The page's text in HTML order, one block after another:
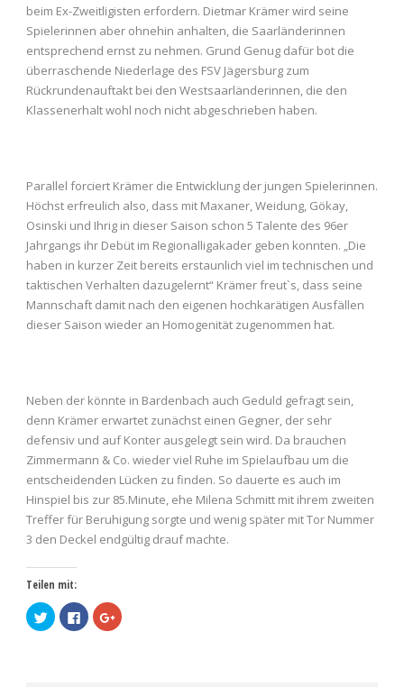
beim Ex-Zweitligisten erfordern. Dietmar Krämer wird seine
Spielerinnen aber ohnehin anhalten, die Saarländerinnen
entsprechend ernst zu nehmen. Grund Genug dafür bot die
überraschende Niederlage des FSV Jägersburg zum
Rückrundenauftakt bei den Westsaarländerinnen, die den
Klassenerhalt wohl noch nicht abgeschrieben haben.
Parallel forciert Krämer die Entwicklung der jungen Spielerinnen.
Höchst erfreulich also, dass mit Maxaner, Weidung, Gökay,
Osinski und Ihrig in dieser Saison schon 5 Talente des 96er
Jahrgangs ihr Debüt im Regionalligakader geben konnten. „Die
haben in kurzer Zeit bereits erstaunlich viel im technischen und
taktischen Verhalten dazugelernt“ Krämer freut`s, dass seine
Mannschaft damit nach den eigenen hochkarätigen Ausfällen
dieser Saison wieder an Homogenität zugenommen hat.
Neben der könnte in Bardenbach auch Geduld gefragt sein,
denn Krämer erwartet zunächst einen Gegner, der sehr
defensiv und auf Konter ausgelegt sein wird. Da brauchen
Zimmermann & Co. wieder viel Ruhe im Spielaufbau um die
entscheidenden Lücken zu finden. So dauerte es auch im
Hinspiel bis zur 85.Minute, ehe Milena Schmitt mit ihrem zweiten
Treffer für Beruhigung sorgte und wenig später mit Tor Nummer
3 den Deckel endgültig drauf machte.
Teilen mit:
Klick,
um
über
Klick,
um
Zum
Teilen